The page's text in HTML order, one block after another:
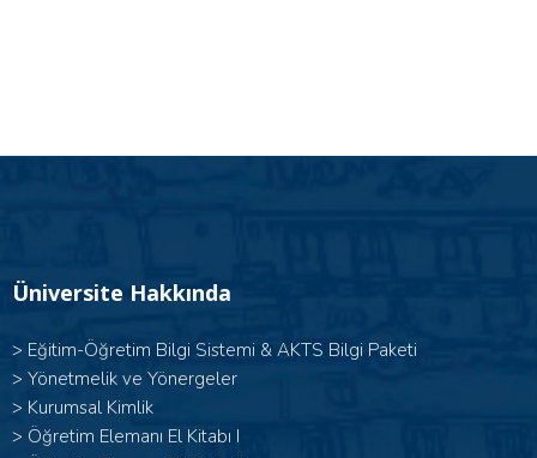
Üniversite Hakkında
> Eğitim-Öğretim Bilgi Sistemi & AKTS Bilgi Paketi
> Yönetmelik ve Yönergeler
> Kurumsal Kimlik
> Öğretim Elemanı El Kitabı I